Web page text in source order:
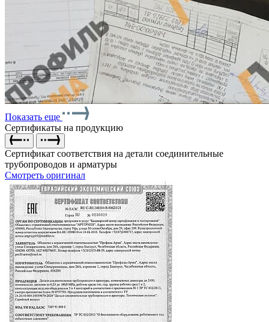
Показать еще
Сертификаты на продукцию
Сертификат соответствия на детали соединительные
трубопроводов и арматуры
Смотреть оригинал